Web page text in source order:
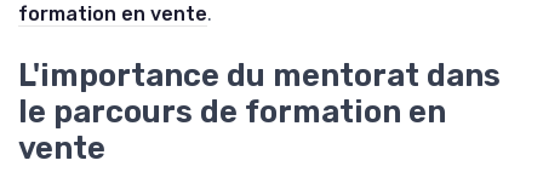
formation en vente.
L'importance du mentorat dans
le parcours de formation en
vente